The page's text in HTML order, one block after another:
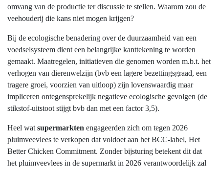
omvang van de productie ter discussie te stellen. Waarom zou de
veehouderij die kans niet mogen krijgen?
Bij de ecologische benadering over de duurzaamheid van een
voedselsysteem dient een belangrijke kanttekening te worden
gemaakt. Maatregelen, initiatieven die genomen worden m.b.t. het
verhogen van dierenwelzijn (bvb een lagere bezettingsgraad, een
tragere groei, voorzien van uitloop) zijn lovenswaardig maar
impliceren ontegensprekelijk negatieve ecologische gevolgen (de
stikstof-uitstoot stijgt bvb dan met een factor 3,5).
Heel wat supermarkten engageerden zich om tegen 2026
pluimveevlees te verkopen dat voldoet aan het BCC-label, Het
Better Chicken Commitment. Zonder bijsturing betekent dit dat
het pluimveevlees in de supermarkt in 2026 verantwoordelijk zal